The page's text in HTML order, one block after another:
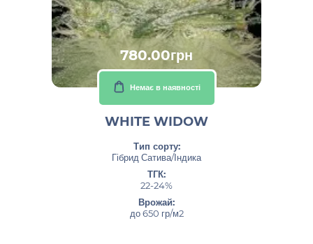
780.00грн
Немає в наявності
WHITE WIDOW
Тип сорту:
Гібрид Сатива/Індика
ТГК:
22-24%
Врожай:
до 650 гр/м2